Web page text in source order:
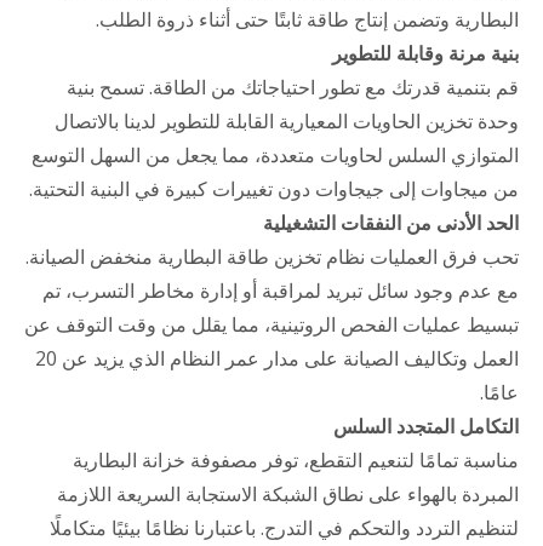
البطارية وتضمن إنتاج طاقة ثابتًا حتى أثناء ذروة الطلب.
بنية مرنة وقابلة للتطوير
قم بتنمية قدرتك مع تطور احتياجاتك من الطاقة. تسمح بنية
وحدة تخزين الحاويات المعيارية القابلة للتطوير لدينا بالاتصال
المتوازي السلس لحاويات متعددة، مما يجعل من السهل التوسع
من ميجاوات إلى جيجاوات دون تغييرات كبيرة في البنية التحتية.
الحد الأدنى من النفقات التشغيلية
تحب فرق العمليات نظام تخزين طاقة البطارية منخفض الصيانة.
مع عدم وجود سائل تبريد لمراقبة أو إدارة مخاطر التسرب، تم
تبسيط عمليات الفحص الروتينية، مما يقلل من وقت التوقف عن
العمل وتكاليف الصيانة على مدار عمر النظام الذي يزيد عن 20
عامًا.
التكامل المتجدد السلس
مناسبة تمامًا لتنعيم التقطع، توفر مصفوفة خزانة البطارية
المبردة بالهواء على نطاق الشبكة الاستجابة السريعة اللازمة
لتنظيم التردد والتحكم في التدرج. باعتبارنا نظامًا بيئيًا متكاملًا